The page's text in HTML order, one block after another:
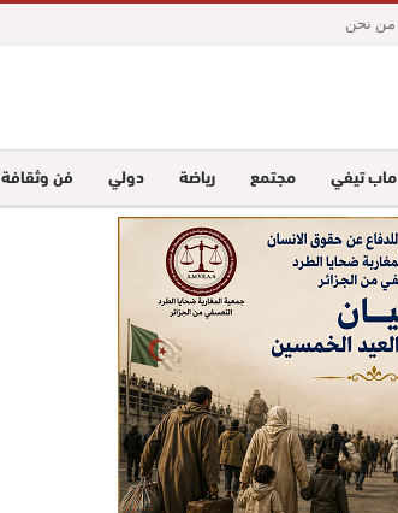
من نحن
ماب تيفي مجتمع رياضة دولي فن وثقافة